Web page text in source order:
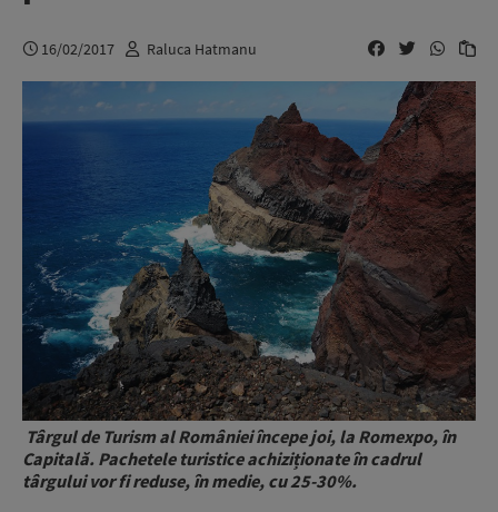
16/02/2017 Raluca Hatmanu
Târgul de Turism al României începe joi, la Romexpo, în
Capitală. Pachetele turistice achiziționate în cadrul
târgului vor fi reduse, în medie, cu 25-30%.